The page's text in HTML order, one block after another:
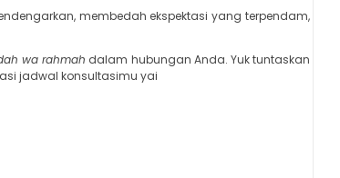
membedah ekspektasi yang terpendam,
wa rahmah dalam hubungan Anda. Yuk tuntaskan
jadwal konsultasimu yai